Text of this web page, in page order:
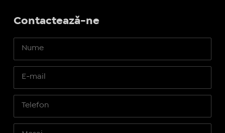
Contactează-ne